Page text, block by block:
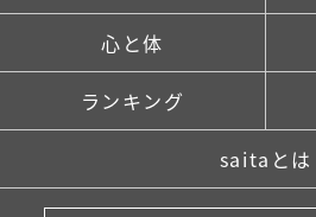
心と体
ランキング
saitaとは